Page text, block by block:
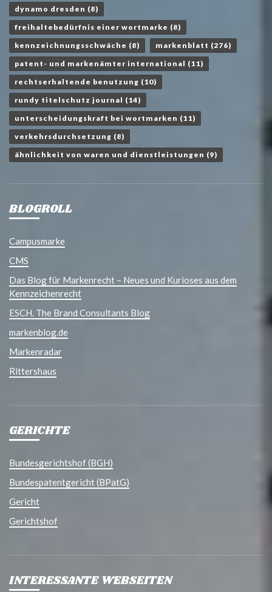
dynamo dresden (8)
freihaltebedürfnis einer wortmarke (8)
kennzeichnungsschwäche (8) markenblatt (276)
patent- und markenämter international (11)
rechtserhaltende benutzung (10)
rundy titelschutz journal (14)
unterscheidungskraft bei wortmarken (11)
verkehrsdurchsetzung (8)
ähnlichkeit von waren und dienstleistungen (9)
BLOGROLL
Campusmarke
CMS
Das Blog für Markenrecht – Neues und Kurioses aus dem
Kennzeichenrecht
ESCH. The Brand Consultants Blog
markenblog.de
Markenradar
Rittershaus
GERICHTE
Bundesgerichtshof (BGH)
Bundespatentgericht (BPatG)
Gericht
Gerichtshof
INTERESSANTE WEBSEITEN